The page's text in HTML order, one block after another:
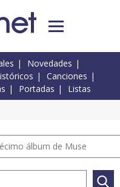
Novedades
Canciones
Portadas Listas
álbum de Muse